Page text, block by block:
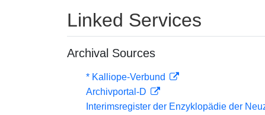
Linked Services
Archival Sources
* Kalliope-Verbund
Archivportal-D
Interimsregister der Enzyklopädie der